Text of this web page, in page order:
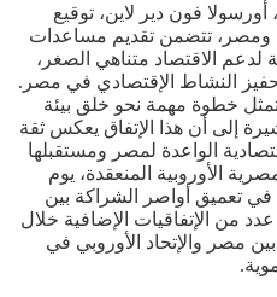
أورسولا فون دير لاين، توقيع
ومصر، تتضمن تقديم مساعدات
موجهة لدعم الاقتصاد متناهي الصغر،
النشاط الإقتصادي في مصر.
تمثل خطوة مهمة نحو خلق بيئة
إلى أن هذا الإتفاق يعكس ثقة
الواعدة لمصر ومستقبلها
الأوروبية المنعقدة، يوم
في تعميق أواصر الشراكة بين
من الإتفاقيات الإضافية خلال
مصر والإتحاد الأوروبي في